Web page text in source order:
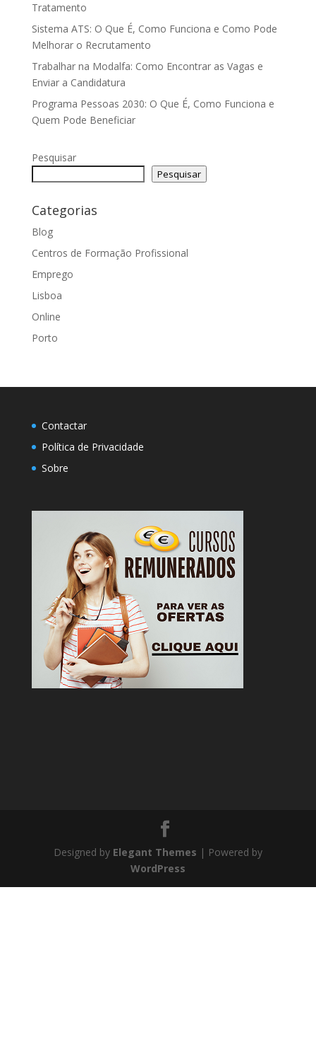
Tratamento
Sistema ATS: O Que É, Como Funciona e Como Pode
Melhorar o Recrutamento
Trabalhar na Modalfa: Como Encontrar as Vagas e
Enviar a Candidatura
Programa Pessoas 2030: O Que É, Como Funciona e
Quem Pode Beneficiar
Pesquisar
Pesquisar
Categorias
Blog
Centros de Formação Profissional
Emprego
Lisboa
Online
Porto
Contactar
Política de Privacidade
Sobre
Designed by Elegant Themes | Powered by
WordPress